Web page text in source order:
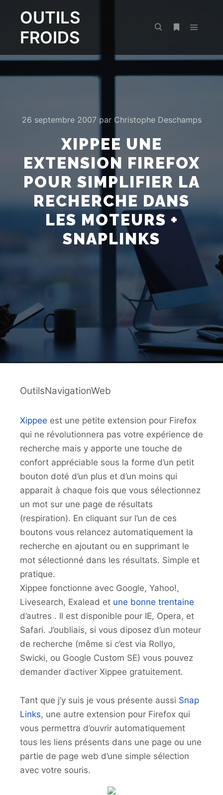
OUTILS
FROIDS
26 septembre 2007 par Christophe Deschamps
XIPPEE UNE
EXTENSION FIREFOX
POUR SIMPLIFIER LA
RECHERCHE DANS
LES MOTEURS +
SNAPLINKS
OutilsNavigationWeb
Xippee est une petite extension pour Firefox
qui ne révolutionnera pas votre expérience de
recherche mais y apporte une touche de
confort appréciable sous la forme d’un petit
bouton doté d’un plus et d’un moins qui
apparait à chaque fois que vous sélectionnez
un mot sur une page de résultats
(respiration). En cliquant sur l’un de ces
boutons vous relancez automatiquement la
recherche en ajoutant ou en supprimant le
mot sélectionné dans les résultats. Simple et
pratique.
Xippee fonctionne avec Google, Yahoo!,
Livesearch, Exalead et une bonne trentaine
d’autres . Il est disponible pour IE, Opera, et
Safari. J’oubliais, si vous diposez d’un moteur
de recherche (même si c’est via Rollyo,
Swicki, ou Google Custom SE) vous pouvez
demander d’activer Xippee gratuitement.
Tant que j’y suis je vous présente aussi Snap
Links, une autre extension pour Firefox qui
vous permettra d’ouvrir automatiquement
tous les liens présents dans une page ou une
partie de page web d’une simple sélection
avec votre souris.